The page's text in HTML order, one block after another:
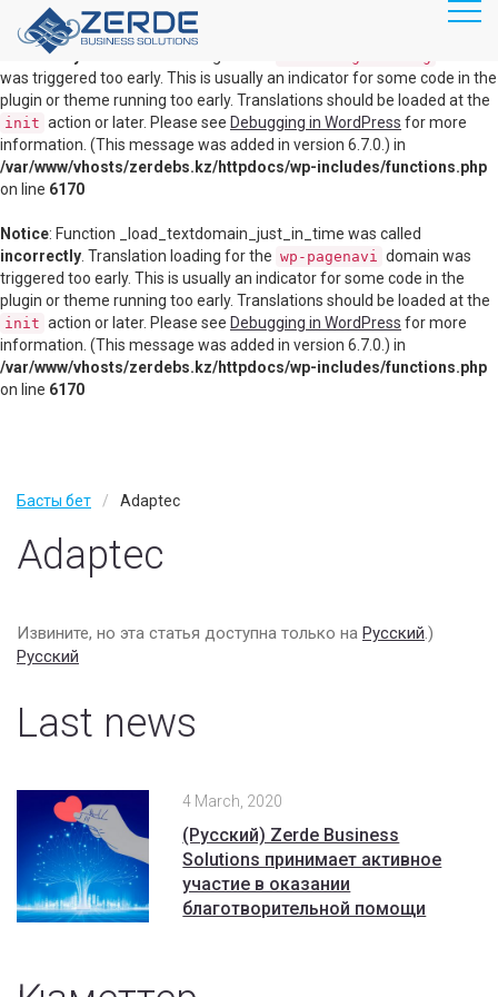
Notice: Function _load_textdomain_just_in_time was called
incorrectly
was triggered too early. This is usually an indicator for some code in the
plugin or theme running too early. Translations should be loaded at the
init action or later. Please see Debugging in WordPress for more
information. (This message was added in version 6.7.0.) in
/var/www/vhosts/zerdebs.kz/httpdocs/wp-includes/functions.php
on line 6170
Notice: Function _load_textdomain_just_in_time was called
incorrectly . Translation loading for the wp-pagenavi domain was
triggered too early. This is usually an indicator for some code in the
plugin or theme running too early. Translations should be loaded at the
init action or later. Please see Debugging in WordPress for more
information. (This message was added in version 6.7.0.) in
/var/www/vhosts/zerdebs.kz/httpdocs/wp-includes/functions.php
on line 6170
Главная
Продукты
Информационная безопасность
Серверное оборудование
Виртуализация
Сервисы
IT аудит
Компания туралы
Вакансии
Контакты
Басты бет Adaptec
Adaptec
Извините, но эта статья доступна только на Русский.)
Русский
Last news
4 March, 2020
(Русский) Zerde Business
Solutions принимает активное
участие в оказании
благотворительной помощи